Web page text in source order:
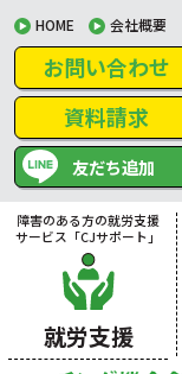
HOME 会社概要
お問い合わせ
資料請求
友だち追加
障害のある方の就労支援
サービス「CJサポート」
就労支援